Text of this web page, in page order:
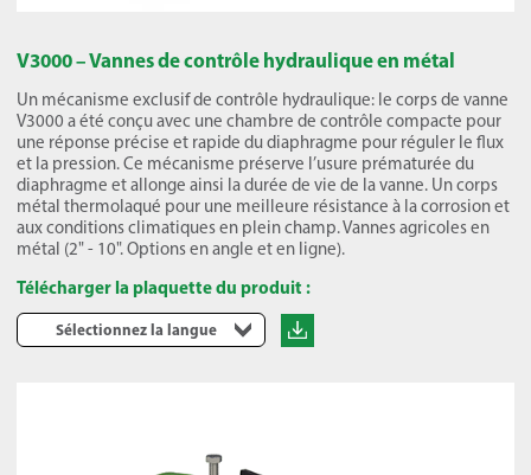
V3000 – Vannes de contrôle hydraulique en métal
Un mécanisme exclusif de contrôle hydraulique: le corps de vanne
V3000 a été conçu avec une chambre de contrôle compacte pour
une réponse précise et rapide du diaphragme pour réguler le flux
et la pression. Ce mécanisme préserve l’usure prématurée du
diaphragme et allonge ainsi la durée de vie de la vanne. Un corps
métal thermolaqué pour une meilleure résistance à la corrosion et
aux conditions climatiques en plein champ. Vannes agricoles en
métal (2" - 10". Options en angle et en ligne).
Télécharger la plaquette du produit :
Sélectionnez la langue